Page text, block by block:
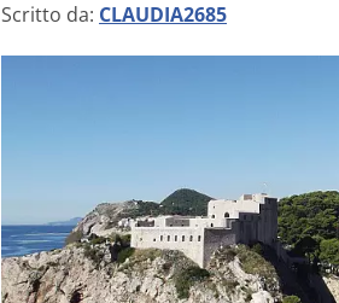
Scritto da: CLAUDIA2685